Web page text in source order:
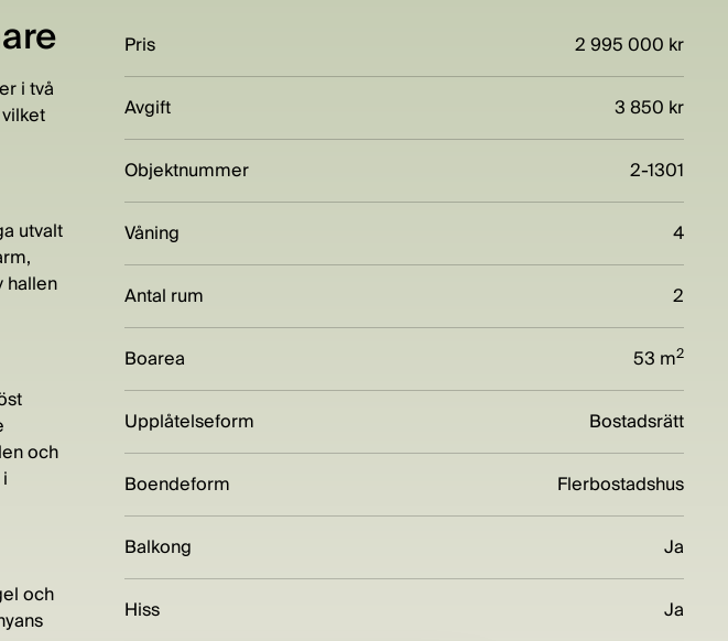
i två
utvalt
hallen
och
och
Pris 2 995 000 kr
Avgift 3 850 kr
Objektnummer 2-1301
Våning 4
Antal rum 2
Boarea 53 m2
Upplåtelseform Bostadsrätt
Boendeform Flerbostadshus
Balkong Ja
Hiss Ja